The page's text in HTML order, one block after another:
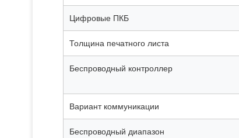
Цифровые ПКБ
Толщина печатного листа
Беспроводный контроллер
Вариант коммуникации
Беспроводный диапазон